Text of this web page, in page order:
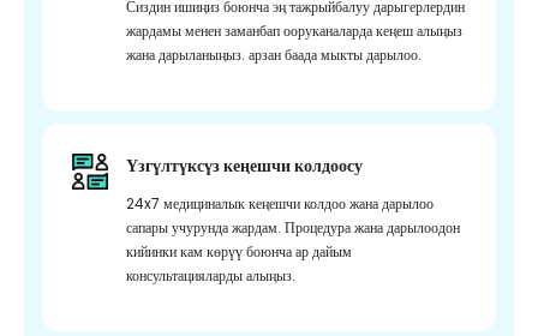
Сиздин ишиңиз боюнча эң тажрыйбалуу дарыгерлердин
жардамы менен заманбап ооруканаларда кеңеш алыңыз
жана дарыланыңыз. арзан баада мыкты дарылоо.
Үзгүлтүксүз кеңешчи колдоосу
24x7 медициналык кеңешчи колдоо жана дарылоо
сапары учурунда жардам. Процедура жана дарылоодон
кийинки кам көрүү боюнча ар дайым
консультацияларды алыңыз.